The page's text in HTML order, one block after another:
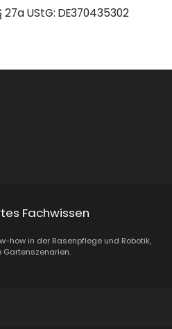
UStG: DE370435302
Fachwissen
how in der Rasenpflege und Robotik,
Gartenszenarien.